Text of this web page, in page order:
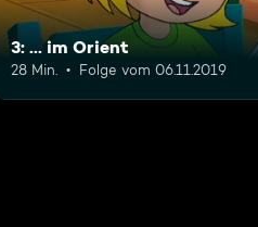
3: ... im Orient
28 Min. Folge vom 06.11.2019